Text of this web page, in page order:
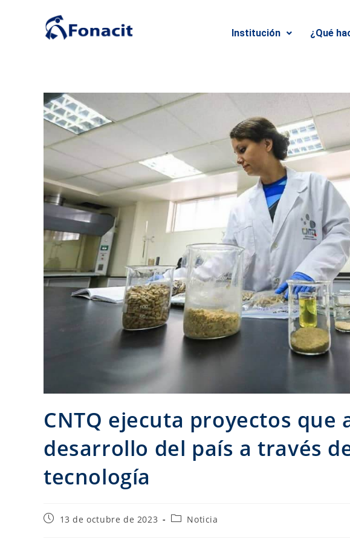
Institución ¿Qué
CNTQ ejecuta proyectos que
desarrollo del país a través
tecnología
13 de octubre de 2023 Noticia